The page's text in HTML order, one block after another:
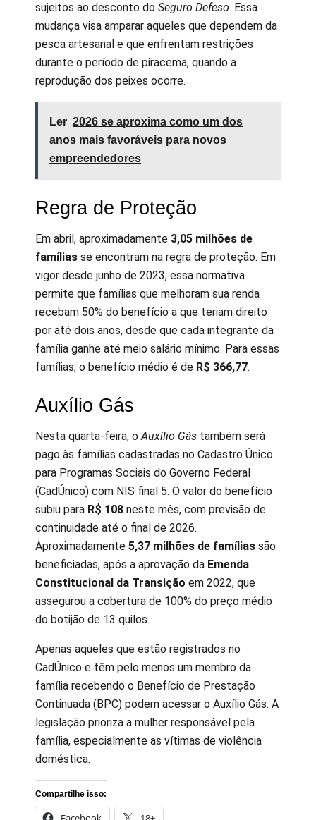
sujeitos ao desconto do Seguro Defeso. Essa
mudança visa amparar aqueles que dependem da
pesca artesanal e que enfrentam restrições
durante o período de piracema, quando a
reprodução dos peixes ocorre.
Ler 2026 se aproxima como um dos
anos mais favoráveis para novos
empreendedores
Regra de Proteção
Em abril, aproximadamente 3,05 milhões de
famílias se encontram na regra de proteção. Em
vigor desde junho de 2023, essa normativa
permite que famílias que melhoram sua renda
recebam 50% do benefício a que teriam direito
por até dois anos, desde que cada integrante da
família ganhe até meio salário mínimo. Para essas
famílias, o benefício médio é de R$ 366,77.
Auxílio Gás
Nesta quarta-feira, oAuxílio Gás também será
pago às famílias cadastradas no Cadastro Único
para Programas Sociais do Governo Federal
(CadÚnico) com NIS final 5. O valor do benefício
subiu para R$ 108 neste mês, com previsão de
continuidade até o final de 2026.
Aproximadamente 5,37 milhões de famílias são
beneficiadas, após a aprovação da Emenda
Constitucional da Transição em 2022, que
assegurou a cobertura de 100% do preço médio
do botijão de 13 quilos.
Apenas aqueles que estão registrados no
CadÚnico e têm pelo menos um membro da
família recebendo o Benefício de Prestação
Continuada (BPC) podem acessar o Auxílio Gás. A
legislação prioriza a mulher responsável pela
família, especialmente as vítimas de violência
doméstica.
Compartilhe isso: